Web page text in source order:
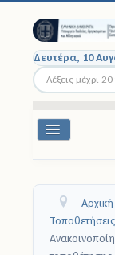
Δευτέρα, 10
Αναζήτηση...
Εναλλαγή
Σχολικές
Εκπαιδευτικοί
Αρχική